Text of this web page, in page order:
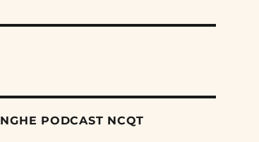
NGHE PODCAST NCQT